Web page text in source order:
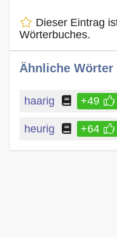
Dieser Eintrag
Wörterbuches.
Ähnliche Wörter
haarig +49
heurig +64